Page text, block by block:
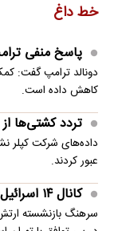
خط داغ
پاسخ منفی
دونالد ترامپ گفت:
کاهش داده است.
تردد کشتی‌ها
داده‌های شرکت کپلر
عبور کردند.
کانال ۱۴ اسرائیل: ترامپ به سمت توافق با ایران می‌رود
سرهنگ بازنشسته ارتش